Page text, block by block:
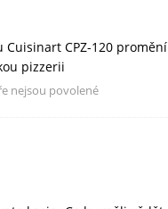
Cuisinart CPZ-120 promění
pizzerii
nejsou povolené